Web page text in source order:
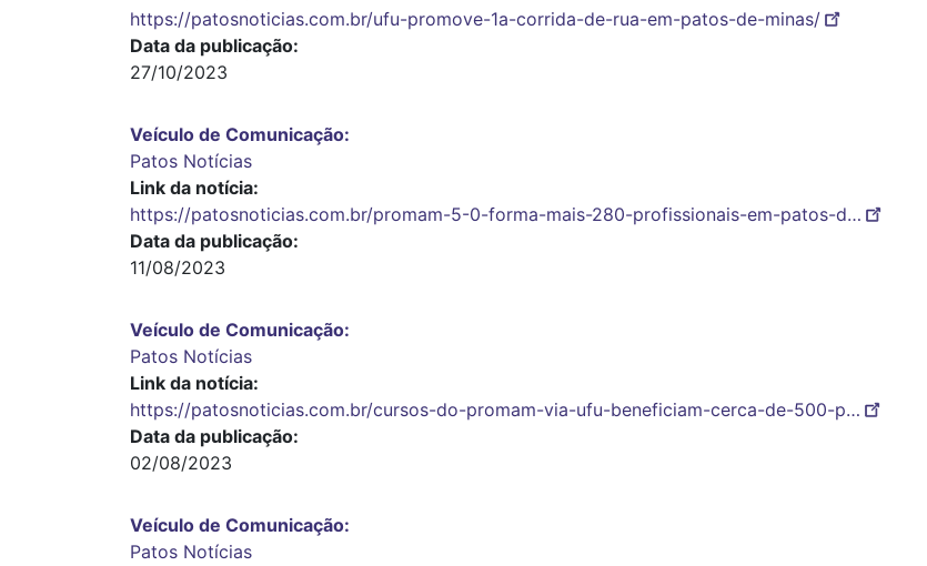
https://patosnoticias.com.br/ufu-promove-1a-corrida-de-rua-em-patos-de-minas/
Data da publicação
27/10/2023
Veículo de Comunicação
Patos Notícias
Link da notícia
https://patosnoticias.com.br/promam-5-0-forma-mais-280-profissionais-em-patos-d…
Data da publicação
11/08/2023
Veículo de Comunicação
Patos Notícias
Link da notícia
https://patosnoticias.com.br/cursos-do-promam-via-ufu-beneficiam-cerca-de-500-p…
Data da publicação
02/08/2023
Veículo de Comunicação
Patos Notícias